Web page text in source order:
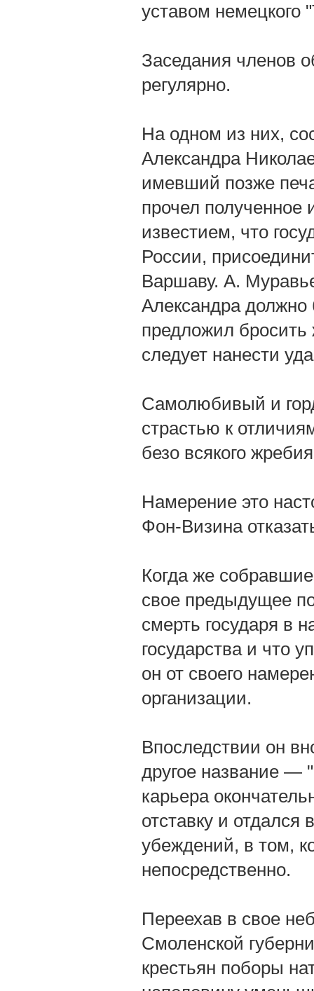
уставом немецкого
Заседания членов
регулярно.
На одном из них,
Александра
имевший позже
прочел полученное
известием, что
России,
Варшаву. A.
Александра
предложил
следует нанести
Самолюбивый и
страстью к
безо всякого
Намерение это
Фон-Визина
Когда же
свое предыдущее
смерть государя в
государства и что
он от своего
организации.
Впоследствии он
другое название —
карьера
отставку и
убеждений, в том,
непосредственно.
Переехав в свое
Смоленской
крестьян поборы